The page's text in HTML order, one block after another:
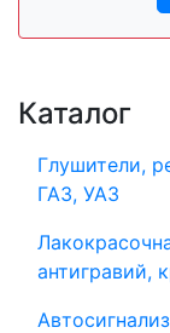
Каталог
Глушители,
ГАЗ, УАЗ
антигравий,